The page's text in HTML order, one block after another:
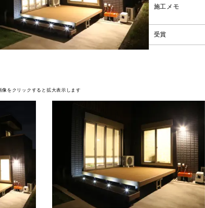
施工メモ
受賞
をクリックすると拡大表示します